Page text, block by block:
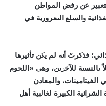
عن رفض المواطن
والسلع الضرورية في
فذكرتْ أنه لم يكن تأثيرها
بالنسبة للآخرين، وهي « اللحوم
الفيتامينات، والمعادن
الشرائية الكبيرة لغالبية أهل